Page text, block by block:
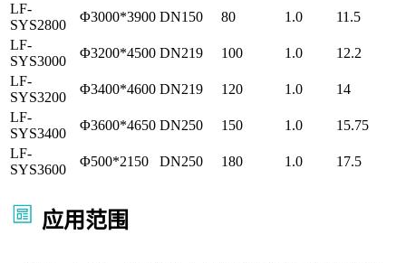
LF-
SYS2800
Φ3000*3900 DN150 80 1.0
11.5
LF-
SYS3000
Φ3200*4500 DN219 100 1.0
12.2
LF-
SYS3200
Φ3400*4600 DN219 120 1.0
14
LF-
SYS3400
Φ3600*4650 DN250 150 1.0
15.75
LF-
SYS3600
Φ500*2150 DN250 180 1.0 17.5
应用范围